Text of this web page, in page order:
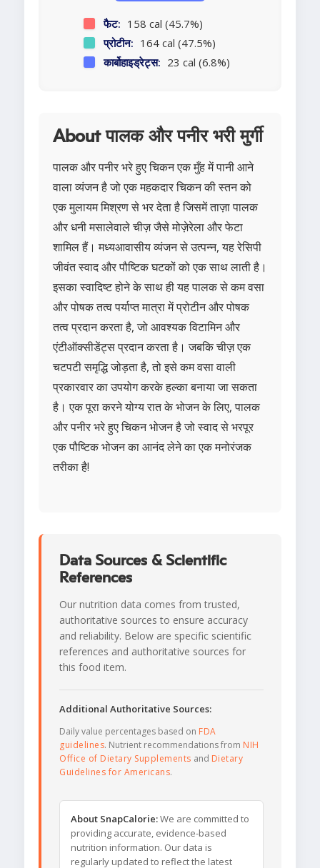
फैट: 158 cal (45.7%)
प्रोटीन: 164 cal (47.5%)
कार्बोहाइड्रेट्स: 23 cal (6.8%)
About पालक और पनीर भरी मुर्गी
पालक और पनीर भरे हुए चिकन एक मुँह में पानी आने
वाला व्यंजन है जो एक महकदार चिकन की स्तन को
एक मुलायम मिश्रण से भर देता है जिसमें ताज़ा पालक
और धनी मसालेवाले चीज़ जैसे मोज़ेरेला और फेटा
शामिल हैं। मध्यआवासीय व्यंजन से उत्पन्न, यह रेसिपी
जीवंत स्वाद और पौष्टिक घटकों को एक साथ लाती है।
इसका स्वादिष्ट होने के साथ ही यह पालक से कम वसा
और पोषक तत्व पर्याप्त मात्रा में प्रोटीन और पोषक
तत्व प्रदान करता है, जो आवश्यक विटामिन और
एंटीऑक्सीडेंट्स प्रदान करता है। जबकि चीज़ एक
चटपटी समृद्धि जोड़ता है, तो इसे कम वसा वाली
प्रकारवार का उपयोग करके हल्का बनाया जा सकता
है। एक पूरा करने योग्य रात के भोजन के लिए, पालक
और पनीर भरे हुए चिकन भोजन है जो स्वाद से भरपूर
एक पौष्टिक भोजन का आनंद लेने का एक मनोरंजक
तरीका है!
Data Sources & Scientific
References
Our nutrition data comes from trusted,
authoritative sources to ensure accuracy
and reliability. Below are specific scientific
references and authoritative sources for
this food item.
Additional Authoritative Sources:
Daily value percentages based on FDA
guidelines. Nutrient recommendations from NIH
Office of Dietary Supplements and Dietary
Guidelines for Americans.
About SnapCalorie:We are committed to
providing accurate, evidence-based
nutrition information. Our data is
regularly updated to reflect the latest